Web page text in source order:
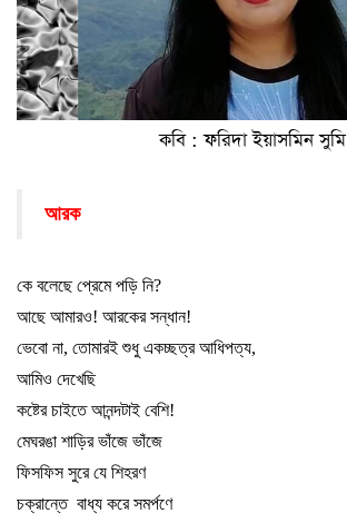
কবি : ফরিদা ইয়াসমিন সুমি
আরক
কে বলেছে প্রেমে পড়ি নি?
আছে আমারও! আরকের সন্ধান!
ভেবো না, তোমারই শুধু একচ্ছত্র আধিপত্য,
আমিও দেখেছি
কষ্টের চাইতে আনন্দটাই বেশি!
মেঘরঙা শাড়ির ভাঁজে ভাঁজে
ফিসফিস সুরে যে শিহরণ
চক্রান্তে বাধ্য করে সমর্পণে